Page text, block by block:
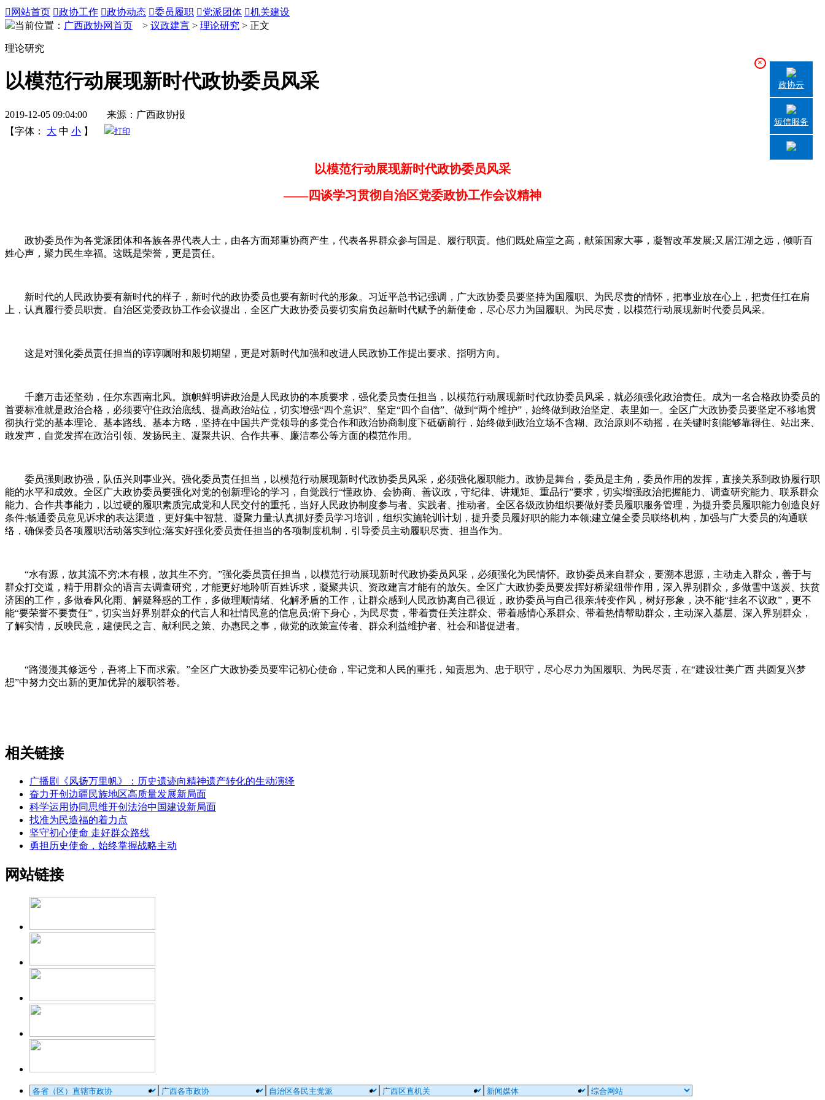
 网站首页 政协工作 政协动态 委员履职 党派团体 机关建设
当前位置： 广西政协网首页 > 议政建言 > 理论研究 > 正文
理论研究
以模范行动展现新时代政协委员风采
2019-12-05 09:04:00 来源：广西政协报
【字体：
大 中 小 】 打印
以模范行动展现新时代政协委员风采
——四谈学习贯彻自治区党委政协工作会议精神
政协委员作为各党派团体和各族各界代表人士，由各方面郑重协商产生，代表各界群众参与国是、履行职责。他们既处庙堂之高，献策国家大事，凝智改革发展;又居江湖之远，倾听百
姓心声，聚力民生幸福。这既是荣誉，更是责任。
新时代的人民政协要有新时代的样子，新时代的政协委员也要有新时代的形象。习近平总书记强调，广大政协委员要坚持为国履职、为民尽责的情怀，把事业放在心上，把责任扛在肩
上，认真履行委员职责。自治区党委政协工作会议提出，全区广大政协委员要切实肩负起新时代赋予的新使命，尽心尽力为国履职、为民尽责，以模范行动展现新时代委员风采。
这是对强化委员责任担当的谆谆嘱咐和殷切期望，更是对新时代加强和改进人民政协工作提出要求、指明方向。
千磨万击还坚劲，任尔东西南北风。旗帜鲜明讲政治是人民政协的本质要求，强化委员责任担当，以模范行动展现新时代政协委员风采，就必须强化政治责任。成为一名合格政协委员的
首要标准就是政治合格，必须要守住政治底线、提高政治站位，切实增强“四个意识”、坚定“四个自信”、做到“两个维护”，始终做到政治坚定、表里如一。全区广大政协委员要坚定不移地贯
彻执行党的基本理论、基本路线、基本方略，坚持在中国共产党领导的多党合作和政治协商制度下砥砺前行，始终做到政治立场不含糊、政治原则不动摇，在关键时刻能够靠得住、站出来、
敢发声，自觉发挥在政治引领、发扬民主、凝聚共识、合作共事、廉洁奉公等方面的模范作用。
委员强则政协强，队伍兴则事业兴。强化委员责任担当，以模范行动展现新时代政协委员风采，必须强化履职能力。政协是舞台，委员是主角，委员作用的发挥，直接关系到政协履行职
能的水平和成效。全区广大政协委员要强化对党的创新理论的学习，自觉践行“懂政协、会协商、善议政，守纪律、讲规矩、重品行”要求，切实增强政治把握能力、调查研究能力、联系群众
能力、合作共事能力，以过硬的履职素质完成党和人民交付的重托，当好人民政协制度参与者、实践者、推动者。全区各级政协组织要做好委员履职服务管理，为提升委员履职能力创造良好
条件;畅通委员意见诉求的表达渠道，更好集中智慧、凝聚力量;认真抓好委员学习培训，组织实施轮训计划，提升委员履好职的能力本领;建立健全委员联络机构，加强与广大委员的沟通联
络，确保委员各项履职活动落实到位;落实好强化委员责任担当的各项制度机制，引导委员主动履职尽责、担当作为。
“水有源，故其流不穷;木有根，故其生不穷。”强化委员责任担当，以模范行动展现新时代政协委员风采，必须强化为民情怀。政协委员来自群众，要溯本思源，主动走入群众，善于与
群众打交道，精于用群众的语言去调查研究，才能更好地聆听百姓诉求，凝聚共识、资政建言才能有的放矢。全区广大政协委员要发挥好桥梁纽带作用，深入界别群众，多做雪中送炭、扶贫
济困的工作，多做春风化雨、解疑释惑的工作，多做理顺情绪、化解矛盾的工作，让群众感到人民政协离自己很近，政协委员与自己很亲;转变作风，树好形象，决不能“挂名不议政”，更不
能“要荣誉不要责任”，切实当好界别群众的代言人和社情民意的信息员;俯下身心，为民尽责，带着责任关注群众、带着感情心系群众、带着热情帮助群众，主动深入基层、深入界别群众，
了解实情，反映民意，建便民之言、献利民之策、办惠民之事，做党的政策宣传者、群众利益维护者、社会和谐促进者。
“路漫漫其修远兮，吾将上下而求索。”全区广大政协委员要牢记初心使命，牢记党和人民的重托，知责思为、忠于职守，尽心尽力为国履职、为民尽责，在“建设壮美广西 共圆复兴梦
想”中努力交出新的更加优异的履职答卷。
相关链接
广播剧《风扬万里帆》：历史遗迹向精神遗产转化的生动演绎
奋力开创边疆民族地区高质量发展新局面
科学运用协同思维开创法治中国建设新局面
找准为民造福的着力点
坚守初心使命 走好群众路线
勇担历史使命，始终掌握战略主动
网站链接
×
政协云
短信服务